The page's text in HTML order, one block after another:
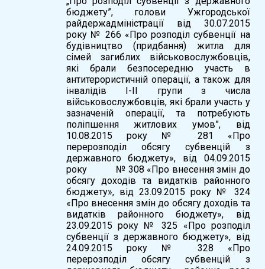
бюджету”, голови Ужгородської
райдержадміністрації від 30.07.2015
року № 266 «Про розподіл субвенції на
будівництво (придбання) житла для
сімей загиблих військовослужбовців,
які брали безпосередню участь в
антитерористичній операції, а також для
інвалідів І-ІІ групи з числа
військовослужбовців, які брали участь у
зазначеній операції, та потребують
поліпшення житлових умов”, від
10.08.2015 року № 281 «Про
перерозподіл обсягу субвенцій з
державного бюджету», від 04.09.2015
року № 308 «Про внесення змін до
обсягу доходів та видатків районного
бюджету», від 23.09.2015 року № 324
«Про внесення змін до обсягу доходів та
видатків районного бюджету», від
23.09.2015 року № 325 «Про розподіл
субвенції з державного бюджету», від
24.09.2015 року № 328 «Про
перерозподіл обсягу субвенцій з